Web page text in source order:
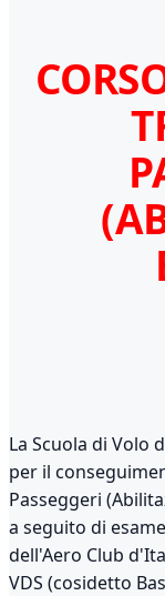
La Scuola di Volo
per il
Passeggeri
a seguito di
dell'Aero Club
VDS (cosidetto